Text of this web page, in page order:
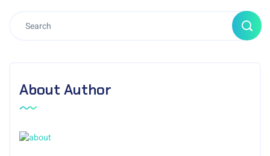
About Author